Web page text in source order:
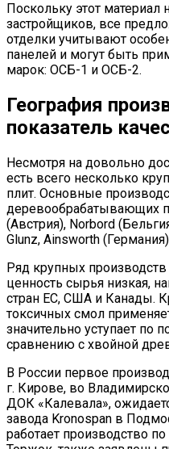
Поскольку этот материал
застройщиков, все
отделки учитывают
панелей и могут быть
марок: ОСБ-1 и ОСБ-2.
География
показатель
Несмотря на довольно
есть всего несколько
плит. Основные
деревообрабатывающих
(Австрия), Norbord
Glunz, Ainsworth
Ряд крупных
ценность сырья низкая,
стран ЕС, США и Канады.
токсичных смол
значительно уступает по
сравнению с хвойной
В России первое
г. Кирове, во
ДОК «Калевала»,
завода Kronospan в
работает производство